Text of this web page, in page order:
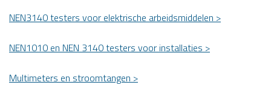
NEN3140 testers voor elektrische arbeidsmiddelen >
NEN1010 en NEN 3140 testers voor installaties >
Multimeters en stroomtangen >